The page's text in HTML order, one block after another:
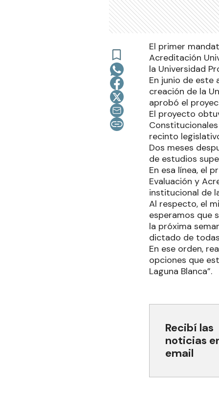
El primer
Acreditación
la Universidad
En junio de este
creación de la
aprobó el
El proyecto
recinto
Dos meses
de estudios
En esa línea, el
Evaluación y
institucional de
Al respecto, el
esperamos que
la próxima
dictado de
En ese orden,
opciones que
Laguna Blanca”.
Recibí las
noticias
email